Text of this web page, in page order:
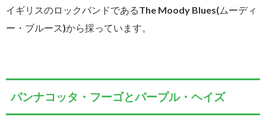
イギリスのロックバンドであるThe Moody Blues(ムーディ
ー・ブルース)から採っています。
パンナコッタ・フーゴとパープル・ヘイズ